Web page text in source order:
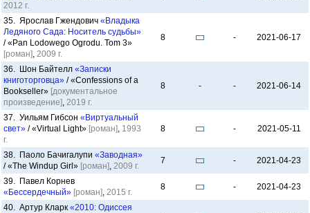
2012 г.
35. Ярослав Гжендович «Владыка
Ледяного Сада: Носитель судьбы»
/ «Pan Lodowego Ogrodu. Tom 3»
[роман], 2009 г.
8 - 2021-06-17
36. Шон Байтелл «Записки
книготорговца» / «Confessions of a
Bookseller» [документальное
произведение], 2019 г.
8 - - 2021-06-14
37. Уильям Гибсон «Виртуальный
свет» / «Virtual Light» [роман], 1993
г.
8 - 2021-05-11
38. Паоло Бачигалупи «Заводная»
/ «The Windup Girl» [роман], 2009 г.
7 - 2021-04-23
39. Павел Корнев
«Бессердечный» [роман], 2015 г.
8 - 2021-04-23
40. Артур Кларк «2010: Одиссея